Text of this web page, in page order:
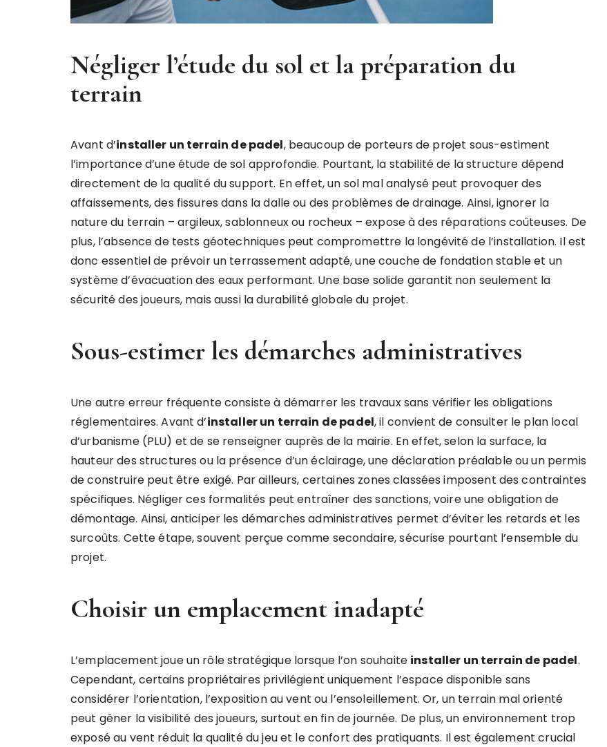
Négliger l’étude du sol et la préparation du
terrain
Avant d’installer un terrain de padel, beaucoup de porteurs de projet sous-estiment
l’importance d’une étude de sol approfondie. Pourtant, la stabilité de la structure dépend
directement de la qualité du support. En effet, un sol mal analysé peut provoquer des
affaissements, des fissures dans la dalle ou des problèmes de drainage. Ainsi, ignorer la
nature du terrain – argileux, sablonneux ou rocheux – expose à des réparations coûteuses. De
plus, l’absence de tests géotechniques peut compromettre la longévité de l’installation. Il est
donc essentiel de prévoir un terrassement adapté, une couche de fondation stable et un
système d’évacuation des eaux performant. Une base solide garantit non seulement la
sécurité des joueurs, mais aussi la durabilité globale du projet.
Sous-estimer les démarches administratives
Une autre erreur fréquente consiste à démarrer les travaux sans vérifier les obligations
réglementaires. Avant d’installer un terrain de padel, il convient de consulter le plan local
d’urbanisme (PLU) et de se renseigner auprès de la mairie. En effet, selon la surface, la
hauteur des structures ou la présence d’un éclairage, une déclaration préalable ou un permis
de construire peut être exigé. Par ailleurs, certaines zones classées imposent des contraintes
spécifiques. Négliger ces formalités peut entraîner des sanctions, voire une obligation de
démontage. Ainsi, anticiper les démarches administratives permet d’éviter les retards et les
surcoûts. Cette étape, souvent perçue comme secondaire, sécurise pourtant l’ensemble du
projet.
Choisir un emplacement inadapté
L’emplacement joue un rôle stratégique lorsque l’on souhaite installer un terrain de padel.
Cependant, certains propriétaires privilégient uniquement l’espace disponible sans
considérer l’orientation, l’exposition au vent ou l’ensoleillement. Or, un terrain mal orienté
peut gêner la visibilité des joueurs, surtout en fin de journée. De plus, un environnement trop
exposé au vent réduit la qualité du jeu et le confort des pratiquants. Il est également crucial